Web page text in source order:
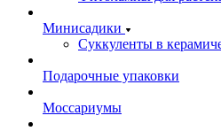
Минисадики
Суккуленты в
Подарочные упаковки
Моссариумы